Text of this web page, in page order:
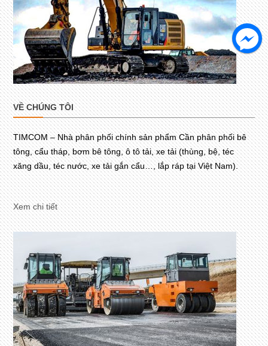
VỀ CHÚNG TÔI
TIMCOM – Nhà phân phối chính sản phẩm Cần phân phối bê
tông, cẩu tháp, bơm bê tông, ô tô tải, xe tải (thùng, bệ, téc
xăng dầu, téc nước, xe tải gắn cẩu…, lắp ráp tại Việt Nam).
Xem chi tiết